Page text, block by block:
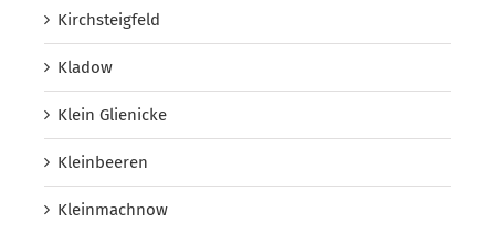
Kirchsteigfeld
Kladow
Klein Glienicke
Kleinbeeren
Kleinmachnow